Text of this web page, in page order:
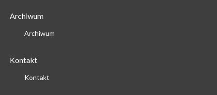
Archiwum
Archiwum
Kontakt
Kontakt